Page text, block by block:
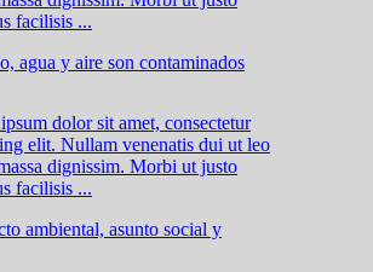
facilisis ...
agua y aire son contaminados
dolor sit amet, consectetur
elit. Nullam venenatis dui ut leo
dignissim. Morbi ut justo
facilisis ...
ambiental, asunto social y